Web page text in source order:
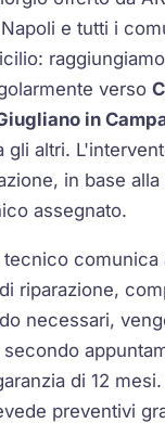
e tutti i
verso
in
gli altri.
in base
assegnato.
comunica
riparazione,
necessari,
di 12
preventivi